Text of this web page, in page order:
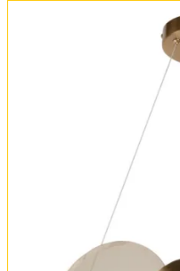
Все о товаре
Комплект
Вся коллекция
Оплата и
Обмен и возврат
Установка
FAQ